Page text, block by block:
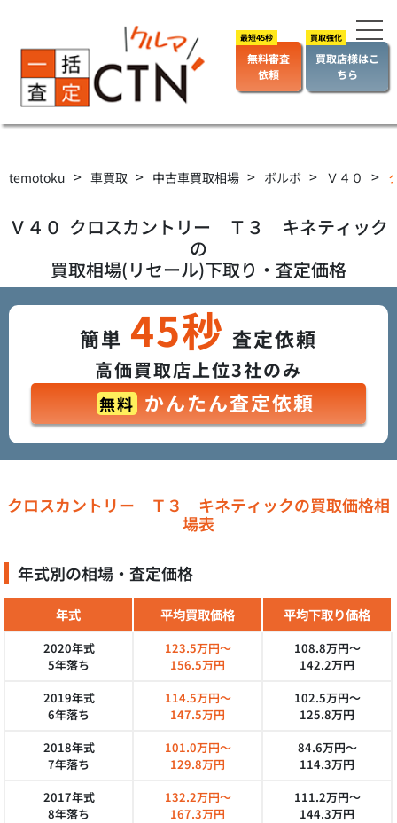
無料審査
依頼
買取店様はこ
ちら
temotoku > 車買取 > 中古車買取相場 > ボルボ > Ｖ４０ >
Ｖ４０ クロスカントリー Ｔ３ キネティック
の
買取相場(リセール)下取り・査定価格
簡単 45秒 査定依頼
高価買取店上位3社のみ
無料 かんたん査定依頼
クロスカントリー Ｔ３ キネティックの買取価格相
場表
年式別の相場・査定価格
年式 平均買取価格 平均下取り価格
2020年式
5年落ち
123.5万円～
156.5万円
108.8万円～
142.2万円
2019年式
6年落ち
114.5万円～
147.5万円
102.5万円～
125.8万円
2018年式
7年落ち
101.0万円～
129.8万円
84.6万円～
114.3万円
2017年式
8年落ち
132.2万円～
167.3万円
111.2万円～
144.3万円